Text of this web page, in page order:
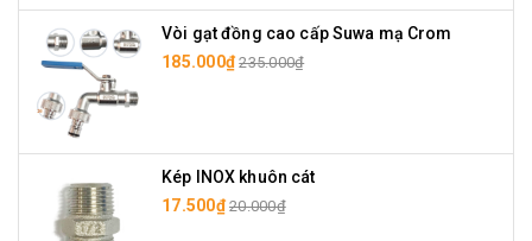
Vòi gạt đồng cao cấp Suwa mạ Crom
185.000₫ 235.000₫
Kép INOX khuôn cát
17.500₫ 20.000₫